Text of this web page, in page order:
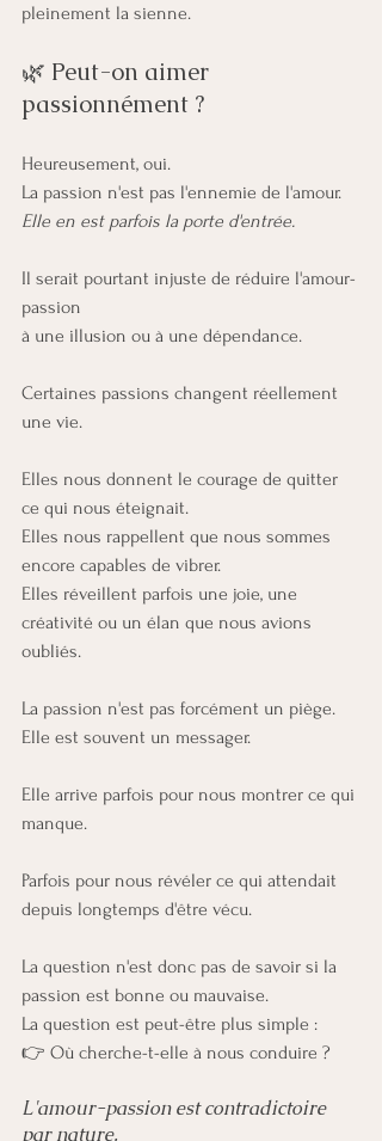
pleinement la sienne.
🌿 Peut-on aimer
passionnément ?
Heureusement, oui.
La passion n'est pas l'ennemie de l'amour.
Elle en est parfois la porte d'entrée.
Il serait pourtant injuste de réduire l'amour-
passion
à une illusion ou à une dépendance.
Certaines passions changent réellement
une vie.
Elles nous donnent le courage de quitter
ce qui nous éteignait.
Elles nous rappellent que nous sommes
encore capables de vibrer.
Elles réveillent parfois une joie, une
créativité ou un élan que nous avions
oubliés.
La passion n'est pas forcément un piège.
Elle est souvent un messager.
Elle arrive parfois pour nous montrer ce qui
manque.
Parfois pour nous révéler ce qui attendait
depuis longtemps d'être vécu.
La question n'est donc pas de savoir si la
passion est bonne ou mauvaise.
La question est peut-être plus simple :
👉 Où cherche-t-elle à nous conduire ?
L'amour-passion est contradictoire
par nature.